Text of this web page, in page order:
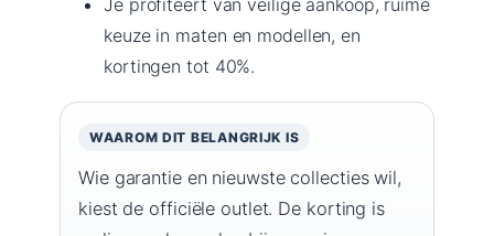
keuze in maten en modellen, en
kortingen tot 40%.
WAAROM DIT BELANGRIJK IS
Wie garantie en nieuwste collecties wil,
kiest de officiële outlet. De korting is